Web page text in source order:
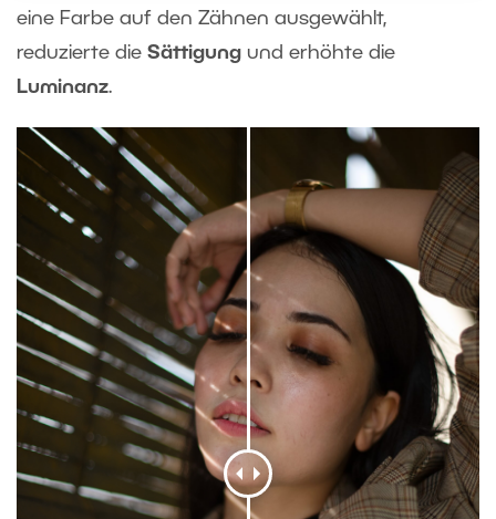
eine Farbe auf den Zähnen ausgewählt,
reduzierte die Sättigung und erhöhte die
Luminanz.